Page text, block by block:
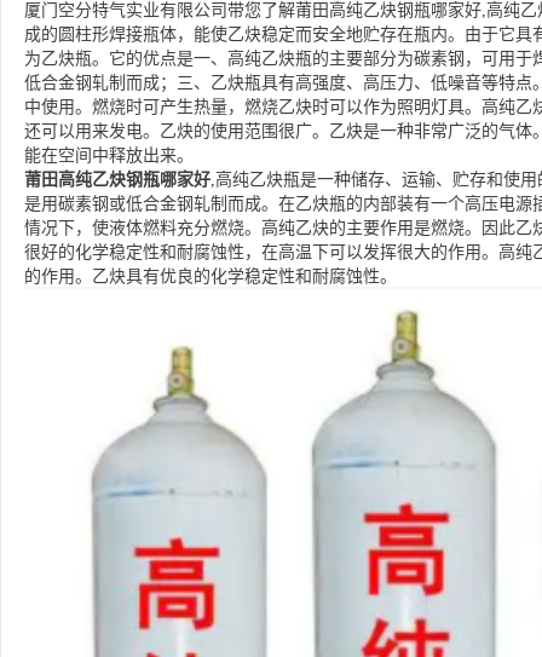
厦门空分特气实业有限公司带您了解莆田高纯乙炔钢瓶哪家好,高纯
成的圆柱形焊接瓶体，能使乙炔稳定而安全地贮存在瓶内。由于它
为乙炔瓶。它的优点是一、高纯乙炔瓶的主要部分为碳素钢，可用
低合金钢轧制而成；三、乙炔瓶具有高强度、高压力、低噪音等特
中使用。燃烧时可产生热量，燃烧乙炔时可以作为照明灯具。高纯
还可以用来发电。乙炔的使用范围很广。乙炔是一种非常广泛的气
能在空间中释放出来。
莆田高纯乙炔钢瓶哪家好,高纯乙炔瓶是一种储存、运输、贮存和使
是用碳素钢或低合金钢轧制而成。在乙炔瓶的内部装有一个高压电
情况下，使液体燃料充分燃烧。高纯乙炔的主要作用是燃烧。因此
很好的化学稳定性和耐腐蚀性，在高温下可以发挥很大的作用。高
的作用。乙炔具有优良的化学稳定性和耐腐蚀性。